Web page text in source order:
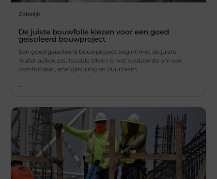
Zakelijk
De juiste bouwfolie kiezen voor een goed
geïsoleerd bouwproject
Een goed geïsoleerd bouwproject begint met de juiste
materiaalkeuzes. Isolatie alleen is niet voldoende om een
comfortabel, energiezuinig en duurzaam
...